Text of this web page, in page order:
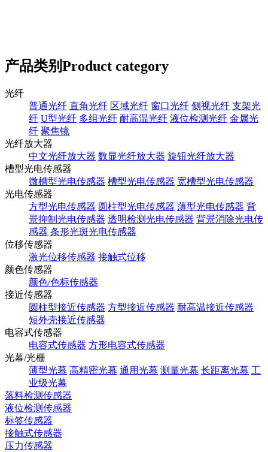
产品类别Product category
光纤
普通光纤 直角光纤 区域光纤 窗口光纤 侧视光纤 支架光
纤 U型光纤 多组光纤 耐高温光纤 液位检测光纤 金属光
纤 聚焦镜
光纤放大器
中文光纤放大器 数显光纤放大器 旋钮光纤放大器
槽型光电传感器
微槽型光电传感器 槽型光电传感器 宽槽型光电传感器
光电传感器
方型光电传感器 圆柱型光电传感器 薄型光电传感器 背
景抑制光电传感器 透明检测光电传感器 背景消除光电传
感器 条形光斑光电传感器
位移传感器
激光位移传感器 接触式位移
颜色传感器
颜色/色标传感器
接近传感器
圆柱型接近传感器 方型接近传感器 耐高温接近传感器
短外壳接近传感器
电容式传感器
电容式传感器 方形电容式传感器
光幕/光栅
薄型光幕 高精密光幕 通用光幕 测量光幕 长距离光幕 工
业级光幕
落料检测传感器
液位检测传感器
标签传感器
接触式传感器
压力传感器